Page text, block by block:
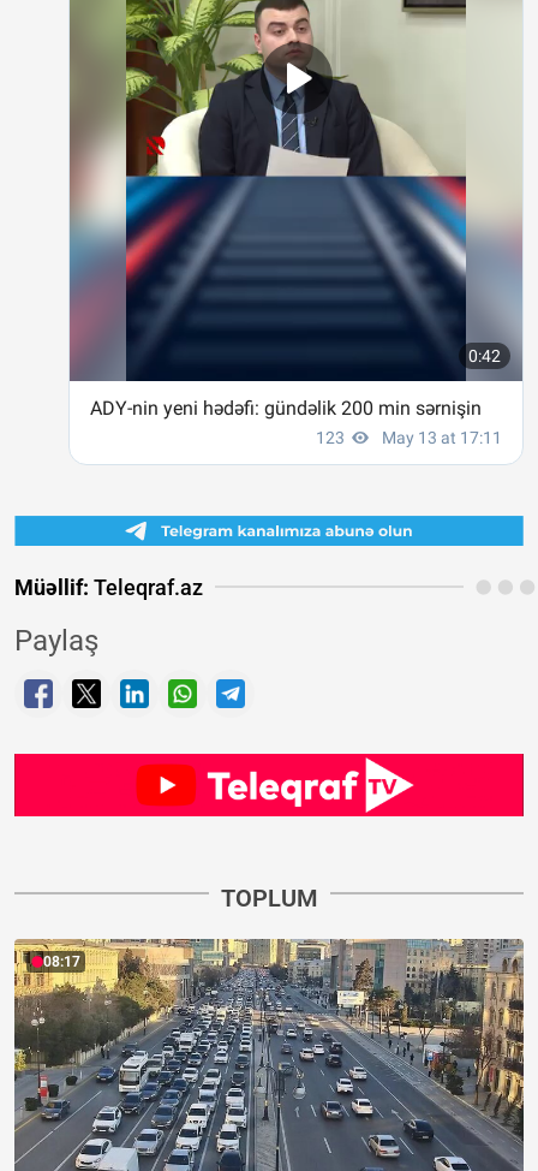
Müəllif: Teleqraf.az
Paylaş
TOPLUM
08:17